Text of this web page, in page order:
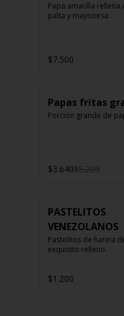
Papa amarilla rellena
palta y mayonesa.
$7.500
Papas fritas
Porción grande de
$3.640$5.200
PASTELITOS
VENEZOLANOS
Pastelitos de harina
exquisito relleno.
$1.200